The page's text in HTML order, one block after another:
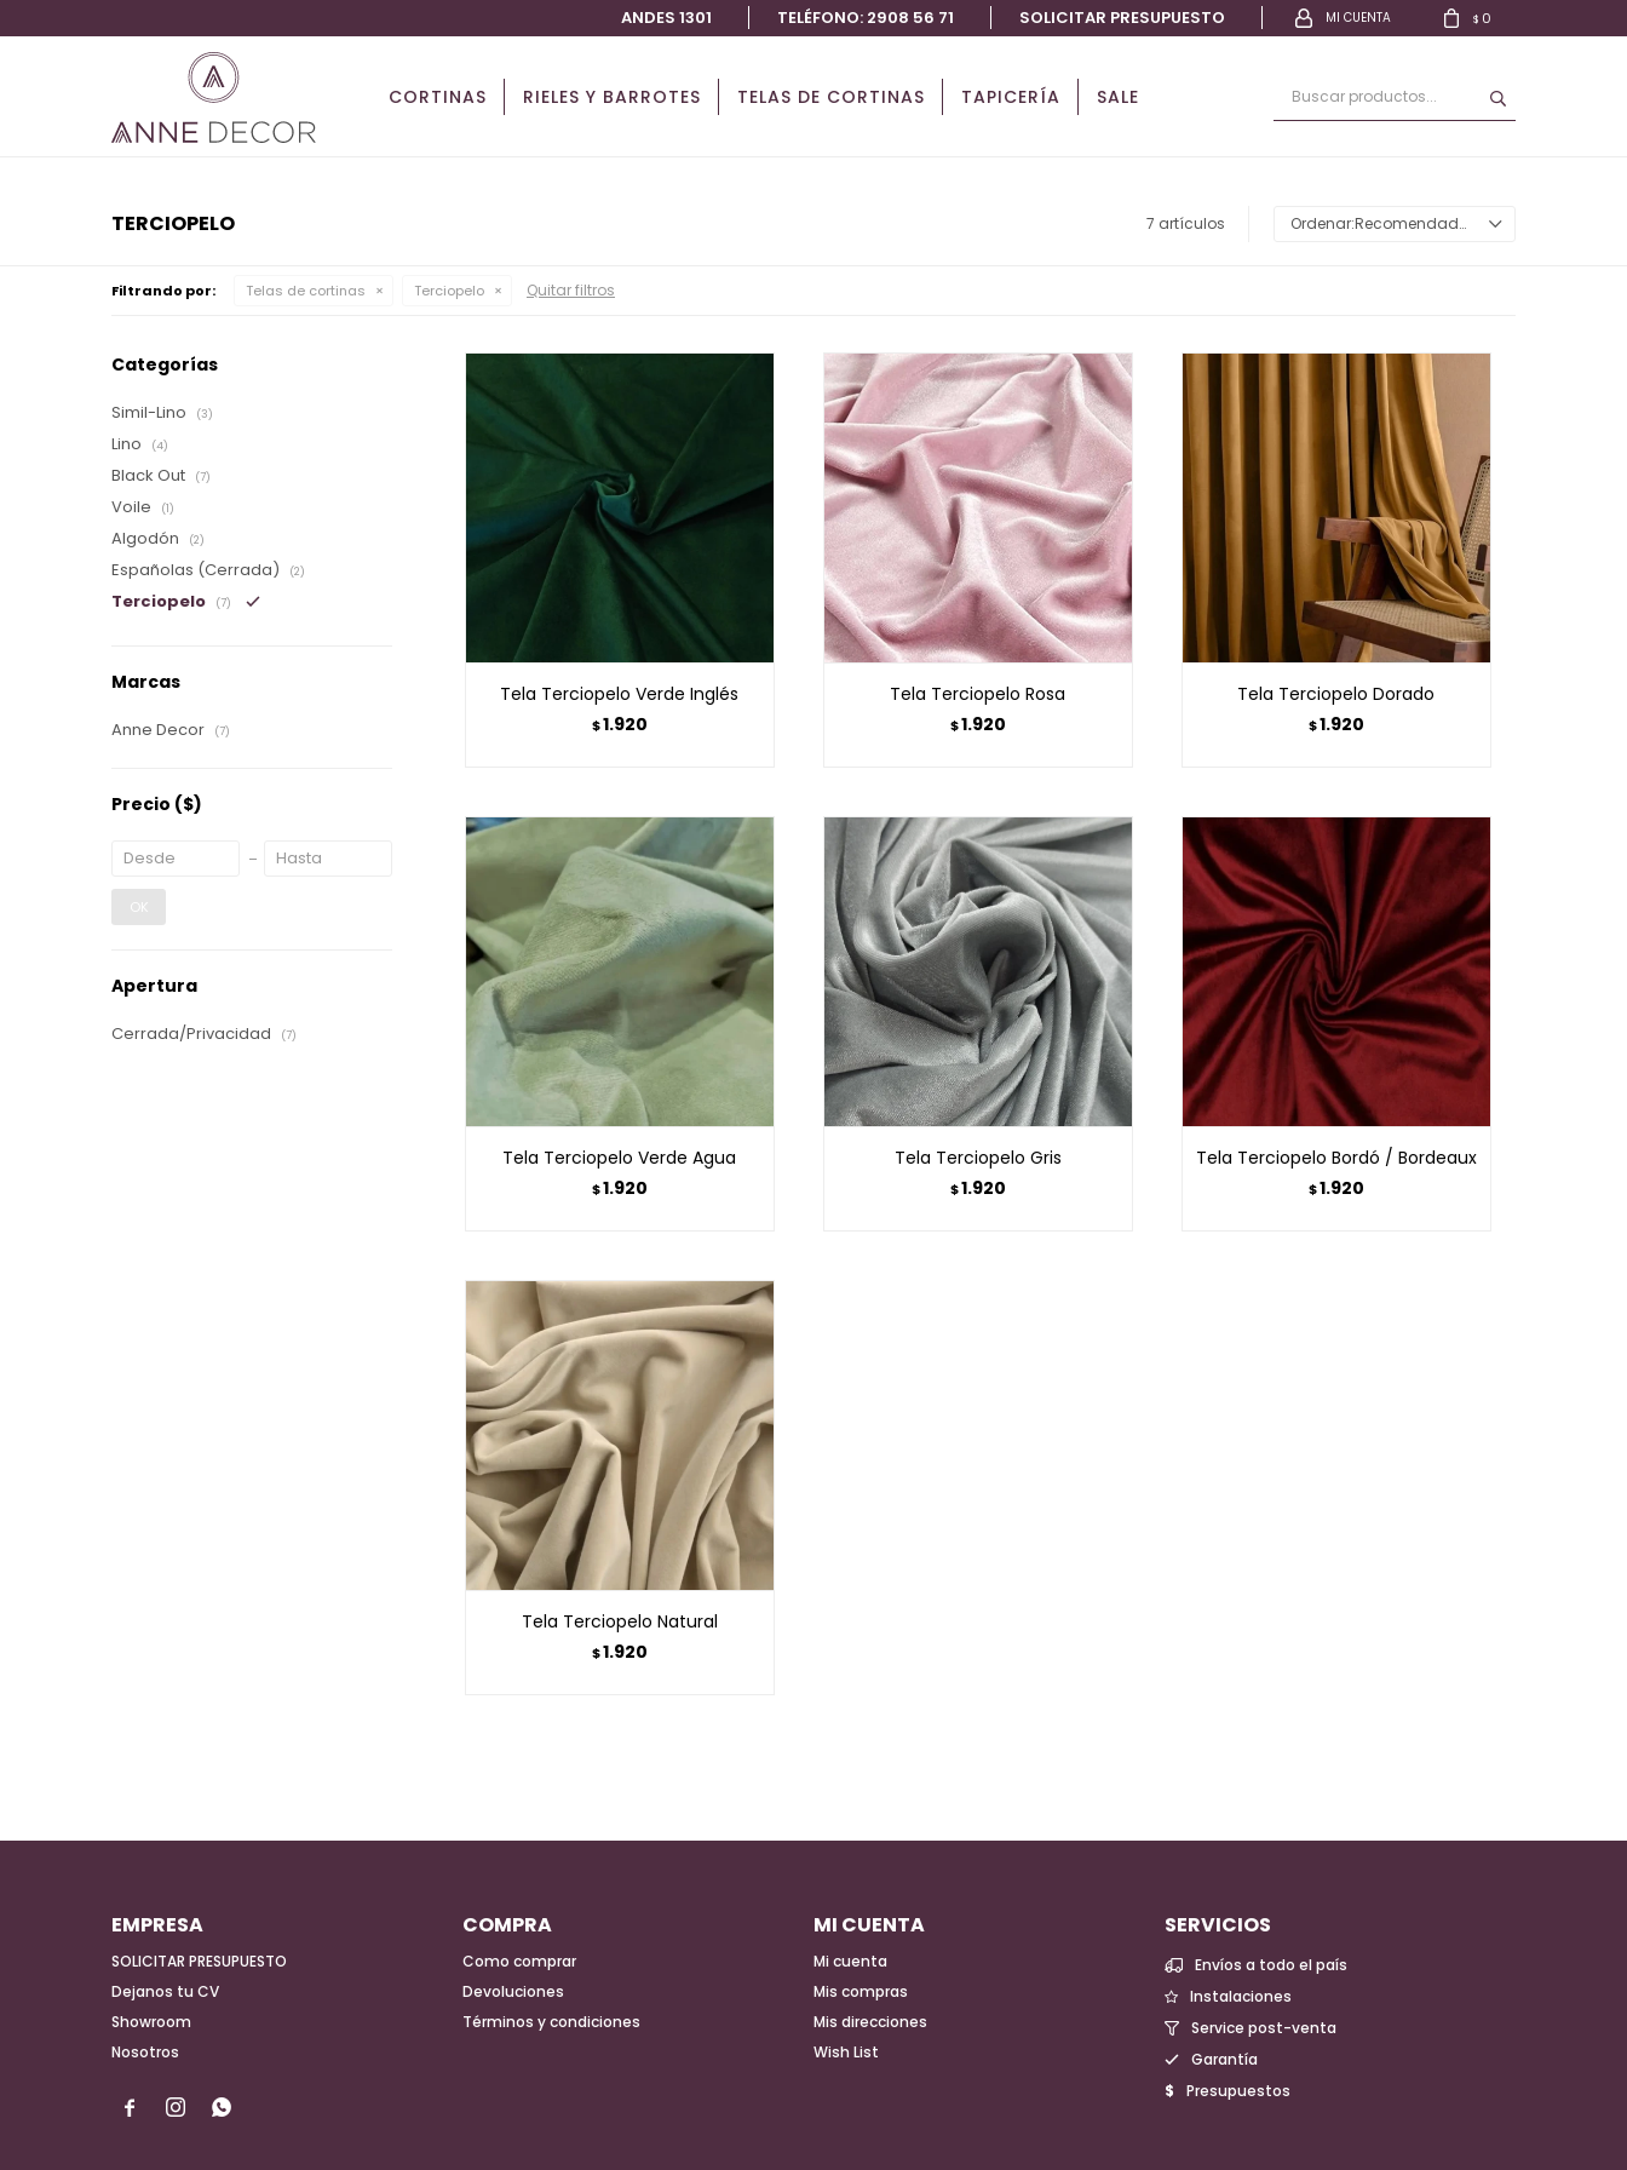
CORTINAS RIELES Y BARROTES TELAS DE CORTINAS TAPICERÍA SALE
$ 0
ANDES 1301 TELÉFONO: 2908 56 71 SOLICITAR PRESUPUESTO
TERCIOPELO 7 artículos Recomendados
Filtrando por: Telas de cortinas Terciopelo Quitar filtros
Tela Terciopelo Verde Inglés
$1.920
Tela Terciopelo Rosa
$1.920
Tela Terciopelo Dorado
$1.920
Tela Terciopelo Verde Agua
$1.920
Tela Terciopelo Gris
$1.920
Tela Terciopelo Bordó / Bordeaux
$1.920
Tela Terciopelo Natural
$1.920
Categorías
Simil-Lino (3)
Lino (4)
Black Out (7)
Voile (1)
Algodón (2)
Españolas (Cerrada) (2)
Terciopelo (7)
Marcas
Anne Decor (7)
Precio ($)
OK
Apertura
Cerrada/Privacidad (7)
EMPRESA
SOLICITAR PRESUPUESTO
Dejanos tu CV
Showroom
Nosotros
  
COMPRA
Como comprar
Devoluciones
Términos y condiciones
MI CUENTA
Mi cuenta
Mis compras
Mis direcciones
Wish List
SERVICIOS
Envíos a todo el país
Instalaciones
Service post-venta
Garantía
Presupuestos